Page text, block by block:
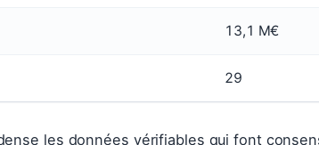
13,1 M€
29
les données vérifiables qui font